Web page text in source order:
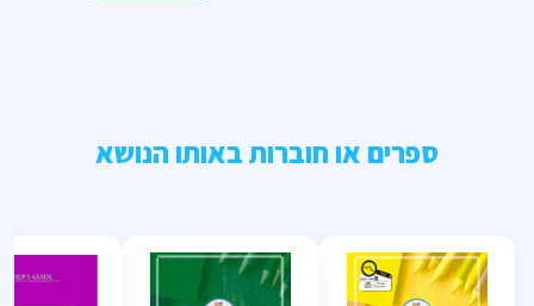
ספרים או חוברות באותו הנושא